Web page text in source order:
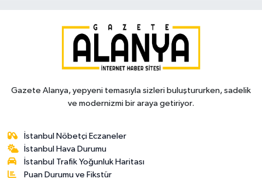
Gazete Alanya, yepyeni temasıyla sizleri buluştururken, sadelik
ve modernizmi bir araya getiriyor.
İstanbul Nöbetçi Eczaneler
İstanbul Hava Durumu
İstanbul Trafik Yoğunluk Haritası
Puan Durumu ve Fikstür